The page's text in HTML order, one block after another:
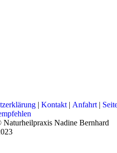
| Kontakt | Anfahrt |
Nadine Bernhard